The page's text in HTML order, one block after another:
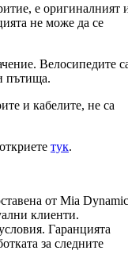
е оригиналният
не може да се
Велосипедите
пътища.
и кабелите, не са
тук.
от Mia
клиенти.
Гаранцията
за следните